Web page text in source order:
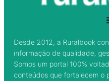
Desde 2012, a Ruralbook
informação de qualidade,
Somos um portal 100%
conteúdos que fortalecem o